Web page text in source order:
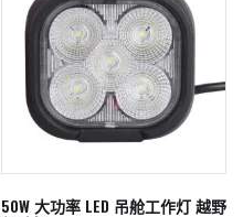
50W 大功率 LED 吊舱工作灯 越野